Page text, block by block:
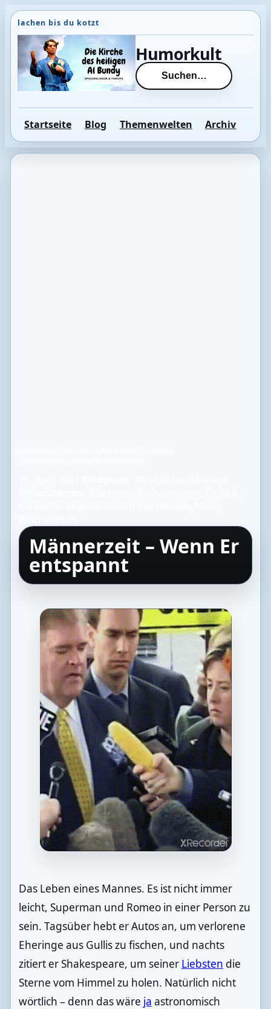
Direkt
zum
Inhalt
wechseln
Humorkult
Suchen…
Startseite Blog Themenwelten Archiv
Männerzeit – Wenn Er
entspannt
Das Leben eines Mannes. Es ist nicht immer
leicht, Superman und Romeo in einer Person zu
sein. Tagsüber hebt er Autos an, um verlorene
Eheringe aus Gullis zu fischen, und nachts
zitiert er Shakespeare, um seiner Liebsten die
Sterne vom Himmel zu holen. Natürlich nicht
wörtlich – denn das wäre ja astronomisch